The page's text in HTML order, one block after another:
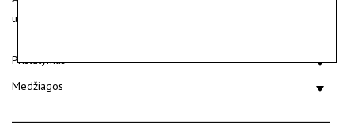
užtrukti iki 10 darbo dienų.
Pristatymas
Medžiagos